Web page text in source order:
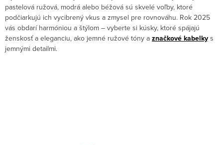
pastelová ružová, modrá alebo béžová sú skvelé voľby, ktoré
podčiarkujú ich vycibrený vkus a zmysel pre rovnováhu. Rok 2025
vás obdarí harmóniou a štýlom – vyberte si kúsky, ktoré spájajú
ženskosť a eleganciu, ako jemné ružové tóny a značkové kabelky s
jemnými detailmi.